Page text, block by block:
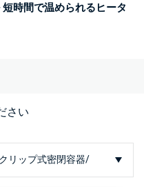
時間で温められるヒータ
さい